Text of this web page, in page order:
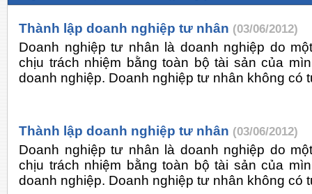
Thành lập doanh nghiệp tư nhân (03/06/2012)
Doanh nghiệp tư nhân là doanh nghiệp do
chịu trách nhiệm bằng toàn bộ tài sản của
doanh nghiệp. Doanh nghiệp tư nhân không có
Thành lập doanh nghiệp tư nhân (03/06/2012)
Doanh nghiệp tư nhân là doanh nghiệp do
chịu trách nhiệm bằng toàn bộ tài sản của
doanh nghiệp. Doanh nghiệp tư nhân không có